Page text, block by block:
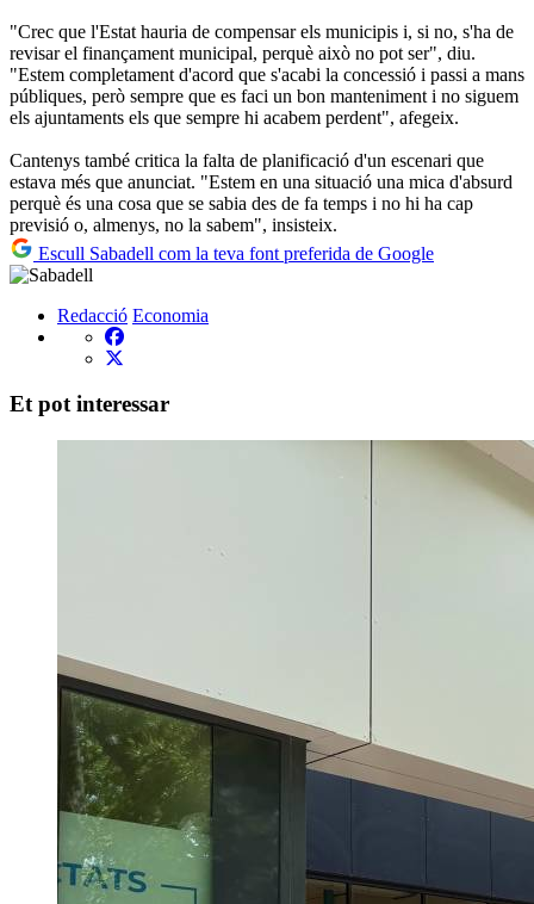
"Crec que l'Estat hauria de compensar els municipis i, si no, s'ha de
revisar el finançament municipal, perquè això no pot ser", diu.
"Estem completament d'acord que s'acabi la concessió i passi a mans
públiques, però sempre que es faci un bon manteniment i no siguem
els ajuntaments els que sempre hi acabem perdent", afegeix.
Cantenys també critica la falta de planificació d'un escenari que
estava més que anunciat. "Estem en una situació una mica d'absurd
perquè és una cosa que se sabia des de fa temps i no hi ha cap
previsió o, almenys, no la sabem", insisteix.
Escull Sabadell com la teva font preferida de Google
Redacció Economia
Et pot interessar